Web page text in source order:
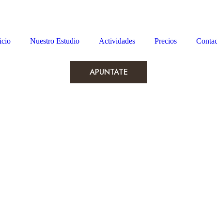
Nuestro Estudio Actividades Precios
APUNTATE